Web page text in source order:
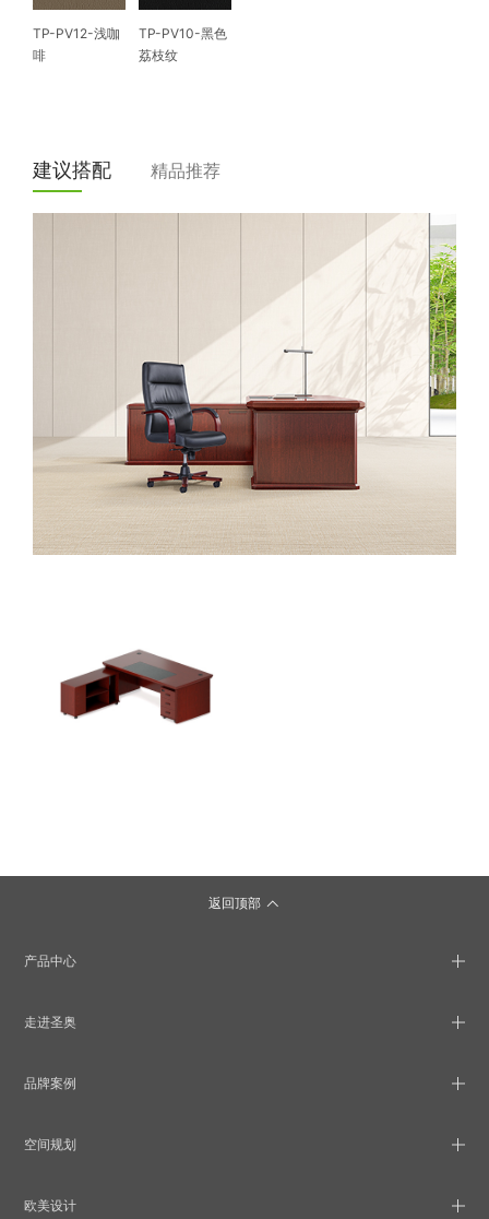
TP-PV12-浅咖
啡
TP-PV10-黑色
荔枝纹
建议搭配 精品推荐
返回顶部
产品中心
走进圣奥
品牌案例
空间规划
欧美设计